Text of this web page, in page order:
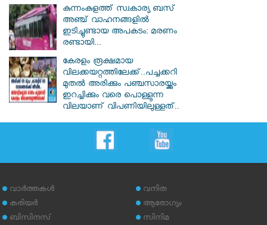
കുന്നംകുളത്ത് സ്വകാര്യ ബസ്
അഞ്ച് വാഹനങ്ങളിൽ
ഇടിച്ചുണ്ടായ അപകടം: മരണം
രണ്ടായി...
കേരളം രൂക്ഷമായ
വിലക്കയറ്റത്തിലേക്ക്..പച്ചക്കറി
മുതൽ അരിക്കും പഞ്ചസാരയ്ക്കും
ഇറച്ചിക്കും വരെ പൊള്ളുന്ന
വിലയാണ് വിപണിയിലുള്ളത്..
വാര്‍ത്തകള്‍
കരിയര്‍
ബിസിനസ്
വനിത
ആരോഗ്യം
സിനിമ